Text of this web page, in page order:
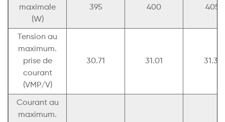
maximale
(W)
395 400 405
Tension au
maximum.
prise de
courant
(VMP/V)
30.71 31.01 31.31
Courant au
maximum.